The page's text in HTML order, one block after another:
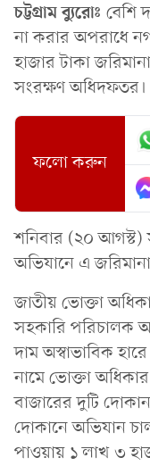
চট্টগ্রাম ব্যুরোঃ বেশি
না করার অপরাধে
হাজার টাকা
সংরক্ষণ অধিদফতর।
ফলো করুন
শনিবার (২০ আগস্ট)
অভিযানে এ
জাতীয় ভোক্তা
সহকারি পরিচালক
দাম অস্বাভাবিক
নামে ভোক্তা
বাজারের দুটি
দোকানে অভিযান
পাওয়ায় ১ লাখ ৩